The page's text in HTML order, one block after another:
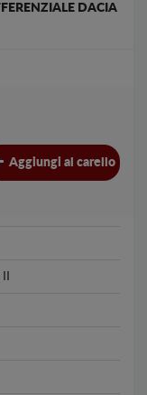
DACIA
Aggiungi al carello